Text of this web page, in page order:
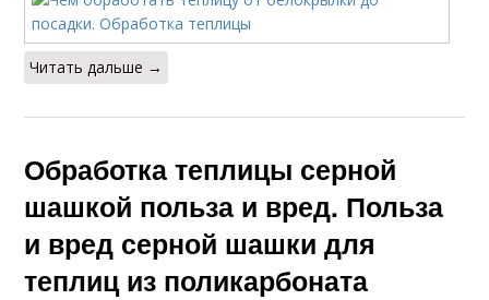
Читать дальше →
Обработка теплицы серной
шашкой польза и вред. Польза
и вред серной шашки для
теплиц из поликарбоната